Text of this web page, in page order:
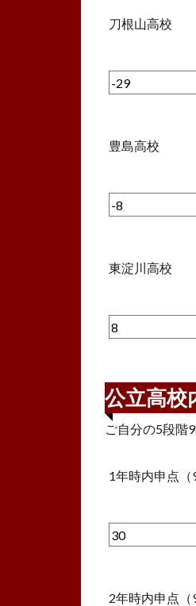
刀根山高校
豊島高校
東淀川高校
公立高校
ご自分の5段階
1年時内申点（
2年時内申点（